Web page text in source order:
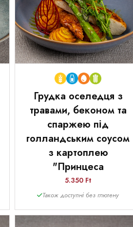
Грудка оселедця з
травами, беконом та
спаржею під
голландським соусом
з картоплею
"Принцеса
5.350 Ft
Також доступні без глютену